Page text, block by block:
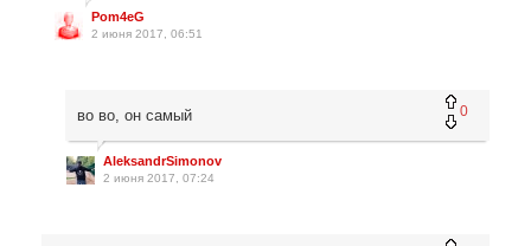
Pom4eG
2 июня 2017, 06:51
0
во во, он самый
AleksandrSimonov
2 июня 2017, 07:24